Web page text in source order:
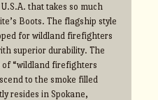
that takes so much
Boots. The flagship style
for wildland firefighters
superior durability. The
of “wildland firefighters
to the smoke filled
resides in Spokane,